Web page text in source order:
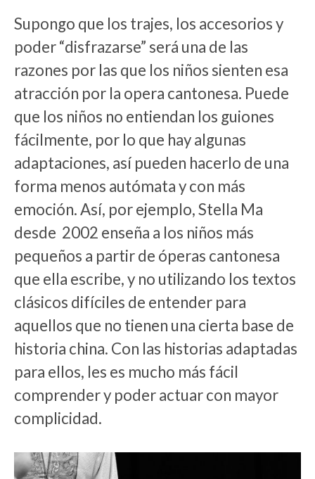
Supongo que los trajes, los accesorios y
poder “disfrazarse” será una de las
razones por las que los niños sienten esa
atracción por la opera cantonesa. Puede
que los niños no entiendan los guiones
fácilmente, por lo que hay algunas
adaptaciones, así pueden hacerlo de una
forma menos autómata y con más
emoción. Así, por ejemplo, Stella Ma
desde 2002 enseña a los niños más
pequeños a partir de óperas cantonesa
que ella escribe, y no utilizando los textos
clásicos difíciles de entender para
aquellos que no tienen una cierta base de
historia china. Con las historias adaptadas
para ellos, les es mucho más fácil
comprender y poder actuar con mayor
complicidad.